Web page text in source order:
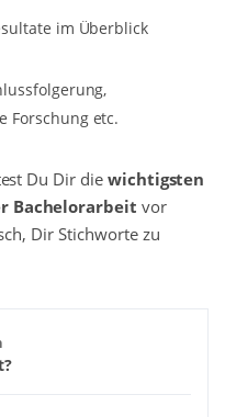
im Überblick
Forschung etc.
Du Dir die wichtigsten
Bachelorarbeit vor
Dir Stichworte zu